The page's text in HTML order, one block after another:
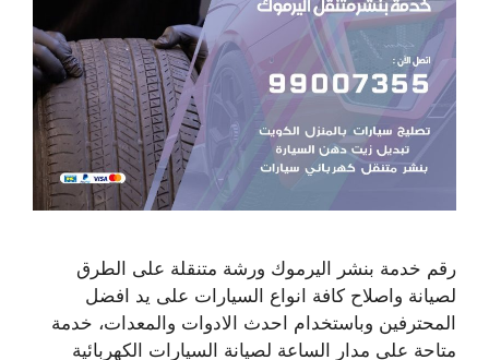
رقم خدمة بنشر اليرموك ورشة متنقلة على الطرق
لصيانة واصلاح كافة انواع السيارات على يد افضل
المحترفين وباستخدام احدث الادوات والمعدات، خدمة
متاحة على مدار الساعة لصيانة السيارات الكهربائية